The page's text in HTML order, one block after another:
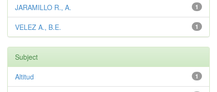
1
JARAMILLO R., A.
1
VELEZ A., B.E.
Subject
1
Altitud